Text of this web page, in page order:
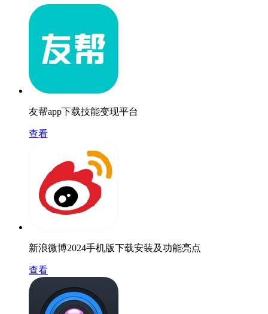
友帮app下载技能变现平台
查看
新浪微博2024手机版下载安装及功能亮点
查看